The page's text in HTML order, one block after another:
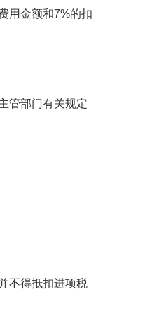
用金额和7%的扣
管部门有关规定
不得抵扣进项税